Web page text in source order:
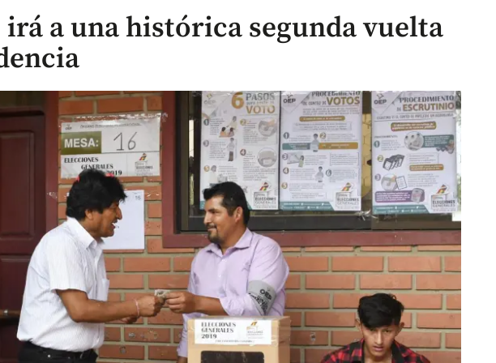
irá a una histórica segunda vuelta